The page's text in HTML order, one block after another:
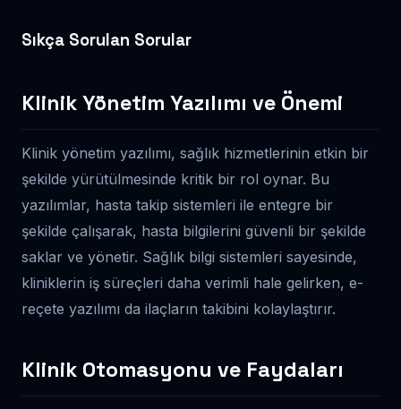
Sıkça Sorulan Sorular
Klinik Yönetim Yazılımı ve Önemi
Klinik yönetim yazılımı, sağlık hizmetlerinin etkin bir
şekilde yürütülmesinde kritik bir rol oynar. Bu
yazılımlar, hasta takip sistemleri ile entegre bir
şekilde çalışarak, hasta bilgilerini güvenli bir şekilde
saklar ve yönetir. Sağlık bilgi sistemleri sayesinde,
kliniklerin iş süreçleri daha verimli hale gelirken, e-
reçete yazılımı da ilaçların takibini kolaylaştırır.
Klinik Otomasyonu ve Faydaları